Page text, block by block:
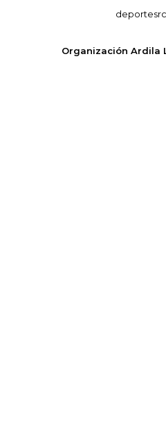
Organización Ardila